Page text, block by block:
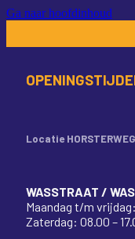
Ga naar hoofdinhoud
Locatie HORSTERWEG
WASSTRAAT /
Maandag t/m
Zaterdag: 08.00 –